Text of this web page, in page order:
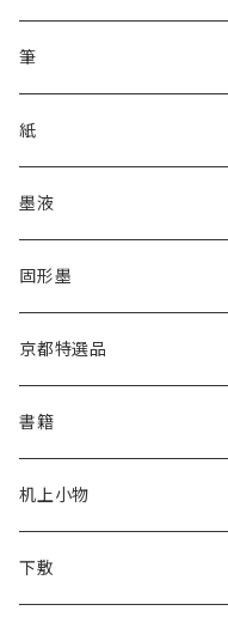
筆
漢字用
高誠堂
あかしや
菊壽堂
かな用
高誠堂
あかしや
紙
漢字用
半紙
半切
かな用
半紙
半切
墨液
漢字用
かな用
固形墨
漢字用
かな用
京都特選品
書籍
机上小物
下敷